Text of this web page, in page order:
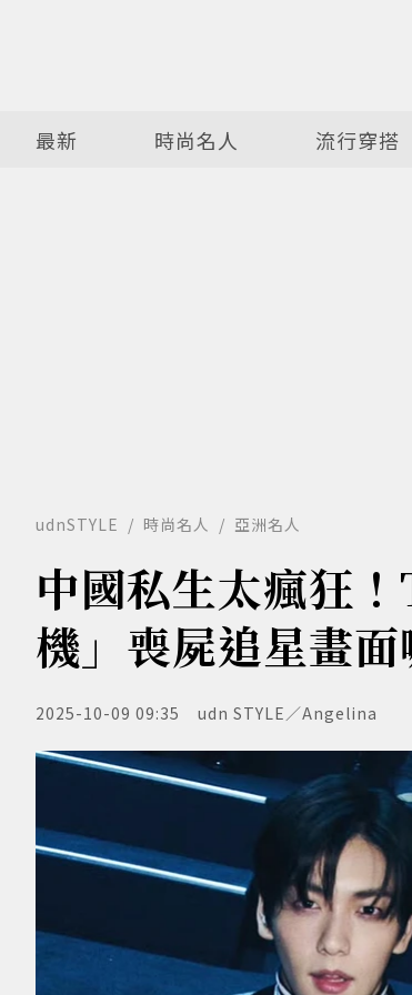
最新 時尚名人 流行穿搭
udnSTYLE 時尚名人 亞洲名人
中國私生太瘋狂
機」喪屍追星畫
2025-10-09 09:35 udn STYLE／Angelina